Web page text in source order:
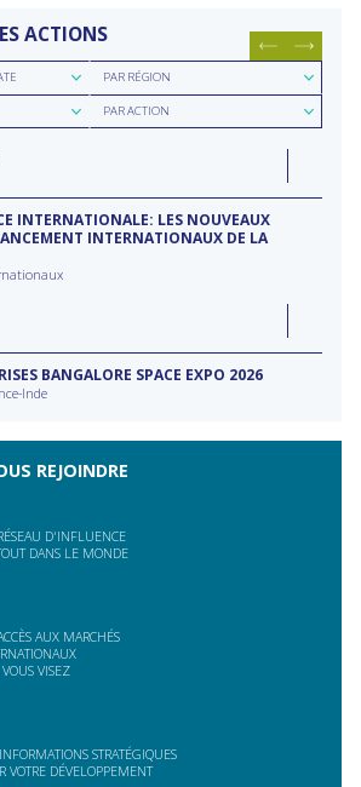
ACTIONS
Rechercher
par
région
PAR RÉGION
Rechercher
parPAR ACTION
INTERNATIONALE: LES NOUVEAUX
INTERNATIONAUX DE LA
BANGALORE SPACE EXPO 2026
Inde
REJOINDRE
D'INFLUENCE
DANS LE MONDE
AUX MARCHÉS
VISEZ
STRATÉGIQUES
VOTRE DÉVELOPPEMENT